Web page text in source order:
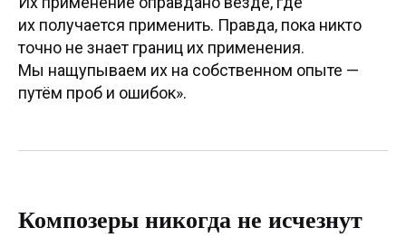
их получается применить. Правда, пока никто
точно не знает границ их применения.
Мы нащупываем их на собственном опыте —
путём проб и ошибок».
Композеры никогда не исчезнут